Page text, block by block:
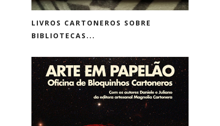
LIVROS CARTONEROS SOBRE
BIBLIOTECAS...